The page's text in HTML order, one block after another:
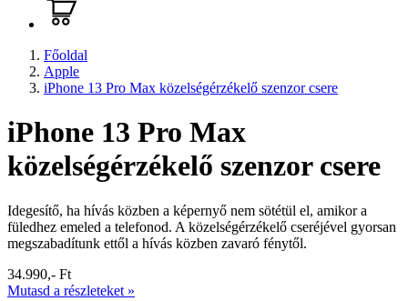
Főoldal
Apple
iPhone 13 Pro Max közelségérzékelő szenzor csere
iPhone 13 Pro Max
közelségérzékelő szenzor csere
Idegesítő, ha hívás közben a képernyő nem sötétül el, amikor a
füledhez emeled a telefonod. A közelségérzékelő cseréjével gyorsan
megszabadítunk ettől a hívás közben zavaró fénytől.
34.990,- Ft
Mutasd a részleteket »